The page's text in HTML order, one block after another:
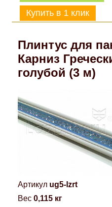
Плинтус для
Карниз
голубой (3 м)
Артикул ug5-lzrt
Вес 0,115 кг